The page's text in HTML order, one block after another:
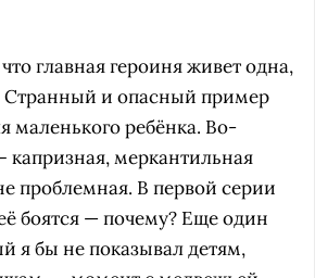
главная героиня живет одна,
Странный и опасный пример
маленького ребёнка. Во-
меркантильная
проблемная. В первой серии
боятся — почему? Еще один
я бы не показывал детям,